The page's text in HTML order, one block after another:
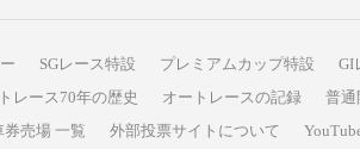
SGレース特設 プレミアムカップ特設 GI
レース70年の歴史 オートレースの記録
普通
券売場 一覧 外部投票サイトについて